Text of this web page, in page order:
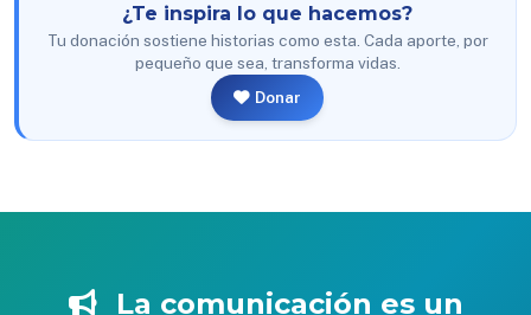
¿Te inspira lo que hacemos?
Tu donación sostiene historias como esta. Cada aporte, por
pequeño que sea, transforma vidas.
Donar
La comunicación es un